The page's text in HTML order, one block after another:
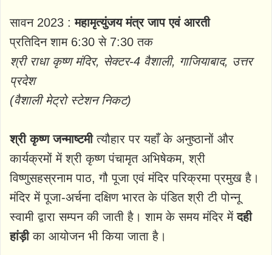
सावन 2023 :महामृत्युंजय मंत्र जाप एवं आरती
प्रतिदिन शाम 6:30 से 7:30 तक
श्री राधा कृष्ण मंदिर, सेक्टर-4 वैशाली, गाजियाबाद, उत्तर
प्रदेश
(वैशाली मेट्रो स्टेशन निकट)
श्री कृष्ण जन्माष्टमीत्यौहार पर यहाँ के अनुष्ठानों और
कार्यक्रमों में श्री कृष्ण पंचामृत अभिषेकम, श्री
विष्णुसहस्रनाम पाठ, गौ पूजा एवं मंदिर परिक्रमा प्रमुख है।
मंदिर में पूजा-अर्चना दक्षिण भारत के पंडित श्री टी पोन्नू
स्वामी द्वारा सम्पन की जाती है। शाम के समय मंदिर मेंदही
हांड़ीका आयोजन भी किया जाता है।